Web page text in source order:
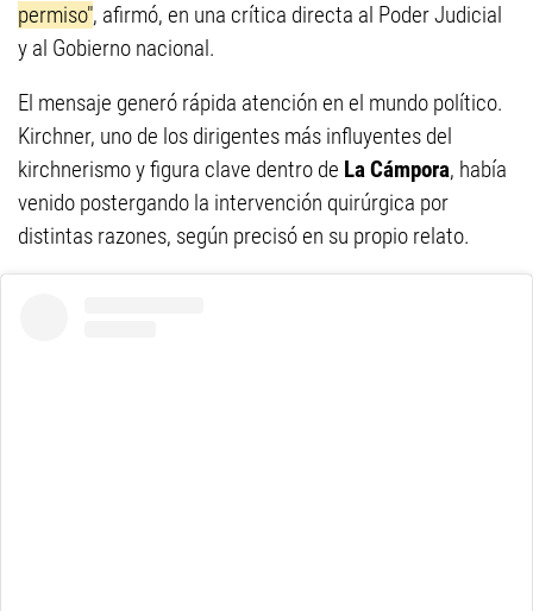
permiso", afirmó, en una crítica directa al Poder Judicial
y al Gobierno nacional.
El mensaje generó rápida atención en el mundo político.
Kirchner, uno de los dirigentes más influyentes del
kirchnerismo y figura clave dentro de La Cámpora, había
venido postergando la intervención quirúrgica por
distintas razones, según precisó en su propio relato.